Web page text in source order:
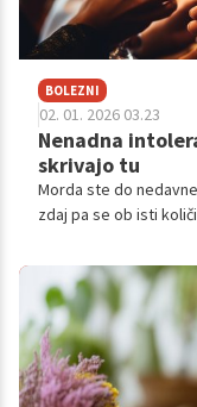
BOLEZNI
02. 01. 2026 03.23
Nenadna
skrivajo tu
Morda ste do
zdaj pa se ob isti
znak, da smo postali